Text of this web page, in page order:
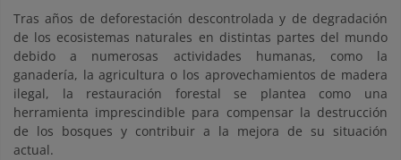
Tras años de deforestación descontrolada y de degradación
de los ecosistemas naturales en distintas partes del mundo
debido a numerosas actividades humanas, como la
ganadería, la agricultura o los aprovechamientos de madera
ilegal, la restauración forestal se plantea como una
herramienta imprescindible para compensar la destrucción
de los bosques y contribuir a la mejora de su situación
actual.